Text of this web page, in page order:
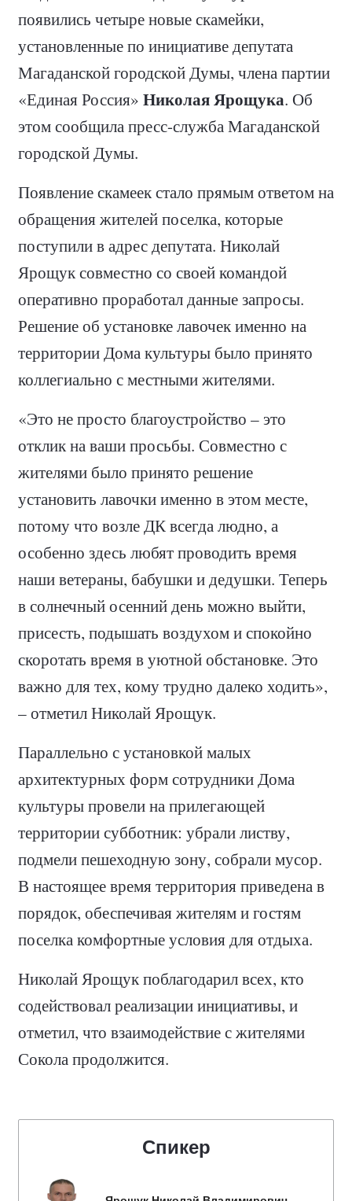
появились четыре новые скамейки,
установленные по инициативе депутата
Магаданской городской Думы, члена партии
«Единая Россия» Николая Ярощука. Об
этом сообщила пресс-служба Магаданской
городской Думы.
Появление скамеек стало прямым ответом на
обращения жителей поселка, которые
поступили в адрес депутата. Николай
Ярощук совместно со своей командой
оперативно проработал данные запросы.
Решение об установке лавочек именно на
территории Дома культуры было принято
коллегиально с местными жителями.
«Это не просто благоустройство – это
отклик на ваши просьбы. Совместно с
жителями было принято решение
установить лавочки именно в этом месте,
потому что возле ДК всегда людно, а
особенно здесь любят проводить время
наши ветераны, бабушки и дедушки. Теперь
в солнечный осенний день можно выйти,
присесть, подышать воздухом и спокойно
скоротать время в уютной обстановке. Это
важно для тех, кому трудно далеко ходить»,
– отметил Николай Ярощук.
Параллельно с установкой малых
архитектурных форм сотрудники Дома
культуры провели на прилегающей
территории субботник: убрали листву,
подмели пешеходную зону, собрали мусор.
В настоящее время территория приведена в
порядок, обеспечивая жителям и гостям
поселка комфортные условия для отдыха.
Николай Ярощук поблагодарил всех, кто
содействовал реализации инициативы, и
отметил, что взаимодействие с жителями
Сокола продолжится.
Спикер